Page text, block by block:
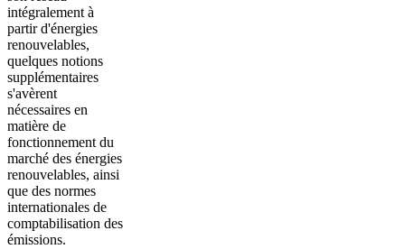
intégralement à
partir d'énergies
renouvelables,
quelques notions
supplémentaires
s'avèrent
nécessaires en
matière de
fonctionnement du
marché des énergies
renouvelables, ainsi
que des normes
internationales de
comptabilisation des
émissions.